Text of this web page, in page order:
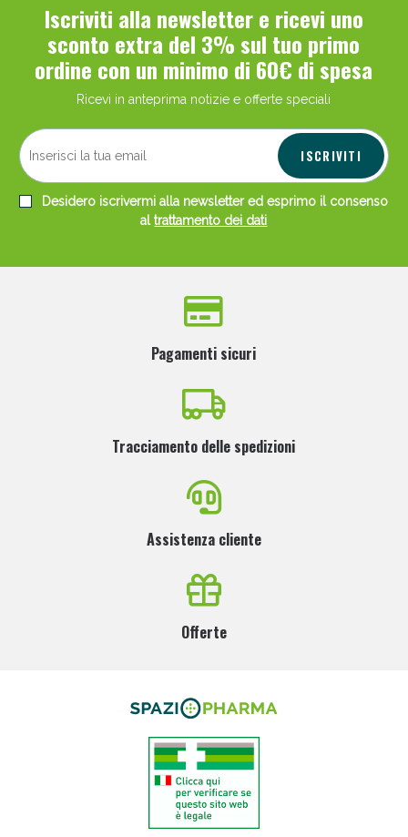
Iscriviti alla newsletter e ricevi uno
sconto extra del 3% sul tuo primo
ordine con un minimo di 60€ di spesa
Ricevi in anteprima notizie e offerte speciali
ISCRIVITI
Desidero iscrivermi alla newsletter ed esprimo il consenso
altrattamento dei dati
Pagamenti sicuri
Tracciamento delle spedizioni
Assistenza cliente
Offerte